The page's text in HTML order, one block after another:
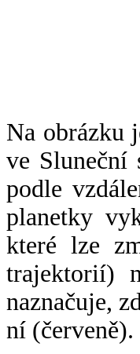
Na obrázku
ve Sluneční
podle
planetky
které lze
trajektorií)
naznačuje,
ní (červeně).